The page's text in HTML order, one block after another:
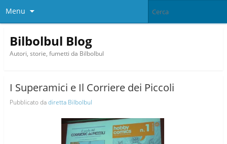
Menu
Bilbolbul Blog
Autori, storie, fumetti da Bilbolbul
I Superamici e Il Corriere dei Piccoli
Pubblicato dadiretta Bilbolbul